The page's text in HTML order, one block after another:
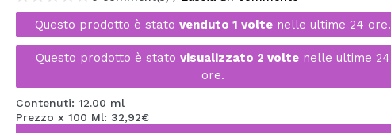
MAQUIFARMA
KOREA ZONE
NATURE
Questo prodotto è stato venduto 1 volte nelle ultime 24 ore.
Questo prodotto è stato visualizzato 2 volte nelle ultime 24
ore.
Contenuti: 12.00 ml
Prezzo x 100 Ml: 32,92€